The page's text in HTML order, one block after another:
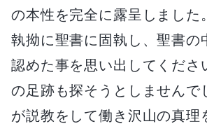
の本性を完全に露呈しました
執拗に聖書に固執し、聖書の
認めた事を思い出してくださ
の足跡も探そうとしませんで
が説教をして働き沢山の真理